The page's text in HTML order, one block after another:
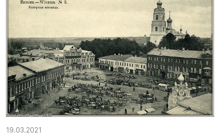
19.03.2021